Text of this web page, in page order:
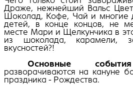
Драже, нежнейший Вальс
Шоколад, Кофе, Чай и многие
детей, в конце концов, не
месте Мари и Щелкунчика в
из шоколада, карамели,
вкусностей?!
Основные события
разворачиваются на кануне
праздника - Рождества.